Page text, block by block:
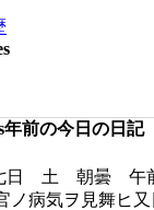
年前の今日の日記
日 土 朝曇 午前
病気ヲ見舞ヒ又